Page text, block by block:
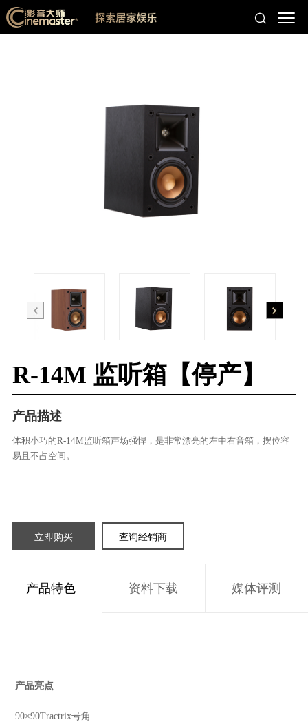
R-14M 监听箱【停产】
产品描述
体积小巧的R-14M监听箱声场强悍，是非常漂亮的左中右音箱，摆位容
易且不占空间。
立即购买 查询经销商
产品特色 资料下载 媒体评测
产品亮点
90×90Tractrix号角